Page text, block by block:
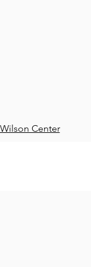
Center